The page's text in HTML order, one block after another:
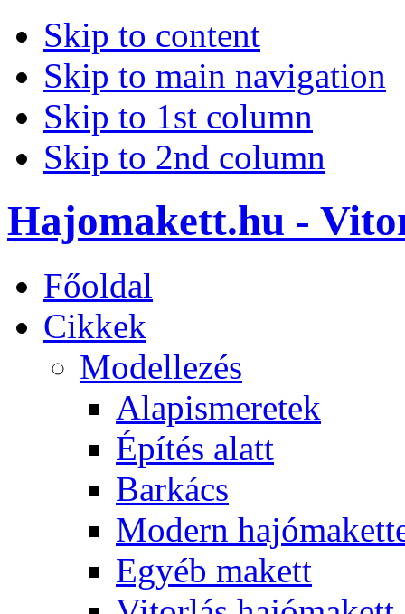
Skip to content
Skip to main navigation
Skip to 1st column
Skip to 2nd column
Hajomakett.hu -
Főoldal
Cikkek
Modellezés
Alapismeretek
Építés alatt
Barkács
Modern
Egyéb makett